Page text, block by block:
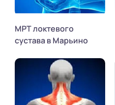
МРТ локтевого
сустава в Марьино